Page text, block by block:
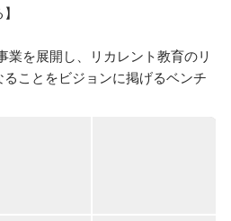
業を展開し、リカレント教育のリ
ことをビジョンに掲げるベンチ